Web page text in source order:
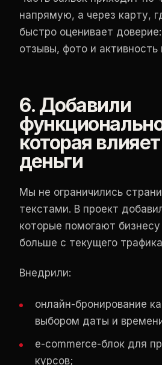
напрямую, а через карту,
быстро оценивает
отзывы, фото и активность
6. Добавили
которая
деньги
Мы не ограничились
текстами. В проект
которые помогают
больше с текущего
Внедрили:
онлайн-бронирование
выбором даты и
e-commerce-блок для
курсов;